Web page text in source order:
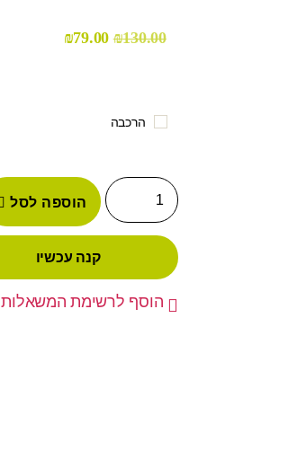
₪130.00
₪79.00
הרכבה
הוספה לסל
קנה עכשיו
הוסף לרשימת המשאלות